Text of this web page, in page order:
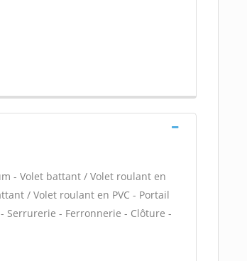
- Volet battant / Volet roulant en
/ Volet roulant en PVC - Portail
Serrurerie - Ferronnerie - Clôture -